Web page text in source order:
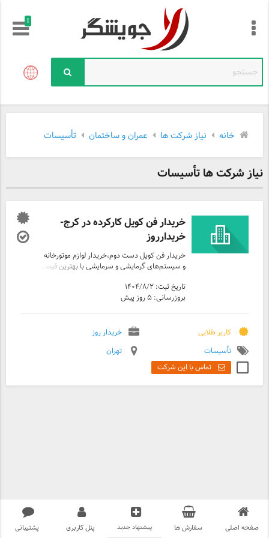
!
خانه نیاز شرکت ها عمران و ساختمان تأسیسات
نیاز شرکت ها تأسیسات
خریدار فن کویل کارکرده در کرج-
خریدارروز
خریدار فن کویل دست دوم،خریدار لوازم موتورخانه
و سیستم‌های گرمایشی و سرمایشی با بهترین قیمت
بهترین خریدار فن کویل دست دوم در تهران و حومه
هستید با کارشناسان خریدارستان تماس بگیرید و با
بالاترین قیمت به ما بفروشید . خریدار تخصصی
زمینی ، سقفی و دیواری ، سالم و خراب ، پوسیده و
خریدار فن کویل زمینی و سقفی دست دوم خریدار
فن کویل دست دوم ، خریدار لوازم موتورخانه و
سیستم‌های گرمایشی و سرمایشی آماده قرارداد با
تمام ارگانهای دولتی و شرکت ها
تاریخ ثبت: ۱۴۰۴/۸/۲
بروزرسانی: ۵ روز پیش
کاربر طلایی
خریدار روز
تأسیسات
تهران
تماس با این شرکت
صفحه اصلی سفارش ها پیشنهاد جدید پنل کاربری پشتیبانی